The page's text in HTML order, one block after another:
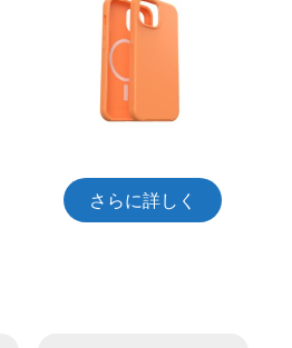
さらに詳しく